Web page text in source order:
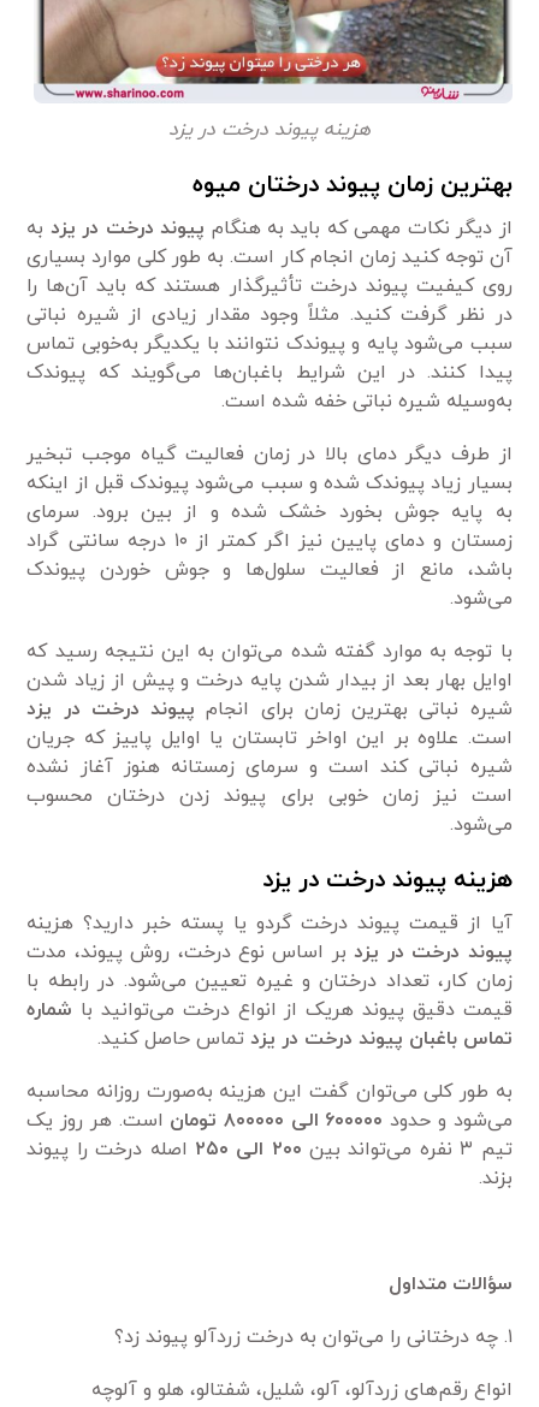
هزینه پیوند درخت در یزد
بهترین زمان پیوند درختان میوه‌
از دیگر نکات مهمی‌ که باید به هنگام پیوند درخت در یزد به
آن توجه کنید زمان انجام کار است. به طور کلی موارد بسیاری
روی کیفیت پیوند درخت تأثیرگذار هستند که باید آن‌ها را
در نظر گرفت کنید. مثلاً وجود مقدار زیادی از شیره نباتی
سبب می‌شود پایه و پیوندک نتوانند با یکدیگر به‌خوبی تماس
پیدا کنند. در این شرایط باغبان‌ها می‌گویند که پیوندک
به‌وسیله شیره نباتی خفه شده است.
از طرف دیگر دمای بالا در زمان فعالیت گیاه موجب تبخیر
بسیار زیاد پیوندک شده و سبب می‌شود پیوندک قبل از اینکه
به پایه جوش بخورد خشک شده و از بین برود. سرمای
زمستان و دمای پایین نیز اگر کمتر از ۱۰ درجه سانتی گراد
باشد، مانع از فعالیت سلول‌ها و جوش خوردن پیوندک
می‌شود.
با توجه به موارد گفته شده می‌توان به این نتیجه رسید که
اوایل بهار بعد از بیدار شدن پایه درخت و پیش از زیاد شدن
شیره نباتی بهترین زمان برای انجام پیوند درخت در یزد
است. علاوه بر این اواخر تابستان یا اوایل پاییز که جریان
شیره نباتی کند است و سرمای زمستانه هنوز آغاز نشده
است نیز زمان خوبی برای پیوند زدن درختان محسوب
می‌شود.
هزینه پیوند درخت در یزد
آیا از قیمت پیوند درخت گردو یا پسته خبر دارید؟ هزینه
پیوند درخت در یزد بر اساس نوع درخت، روش پیوند، مدت
زمان کار، تعداد درختان و غیره تعیین می‌شود. در رابطه با
قیمت دقیق پیوند هریک از انواع درخت می‌توانید با شماره
تماس باغبان پیوند درخت در یزدتماس حاصل کنید.
به طور کلی می‌توان گفت این هزینه به‌صورت روزانه محاسبه
می‌شود و حدود ۶۰۰۰۰۰ الی ۸۰۰۰۰۰ تومان
است. هر روز یک
تیم ۳ نفره می‌تواند بین
۲۰۰ الی ۲۵۰
اصله درخت را پیوند
بزند.
سؤالات متداول
۱. چه درختانی را می‌توان به درخت زردآلو پیوند زد؟
انواع رقم‌های زردآلو، آلو، شلیل، شفتالو، هلو و آلوچه